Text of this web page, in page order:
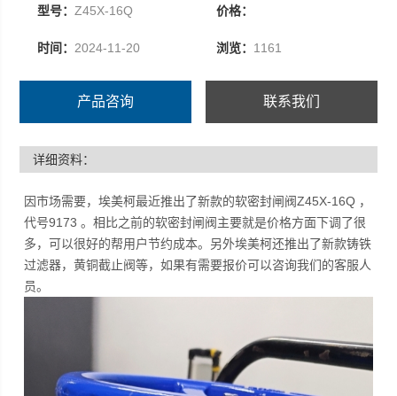
型号：Z45X-16Q 价格：
时间： 2024-11-20 浏览： 1161
产品咨询 联系我们
详细资料：
因市场需要，埃美柯最近推出了新款的软密封闸阀Z45X-16Q ，
代号9173 。相比之前的软密封闸阀主要就是价格方面下调了很
多，可以很好的帮用户节约成本。另外埃美柯还推出了新款铸铁
过滤器，黄铜截止阀等，如果有需要报价可以咨询我们的客服人
员。